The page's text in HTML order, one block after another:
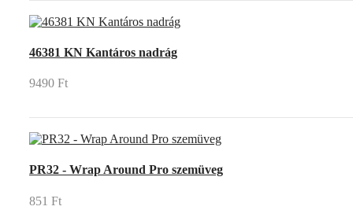
46381 KN Kantáros nadrág
9490 Ft
PR32 - Wrap Around Pro szemüveg
851 Ft